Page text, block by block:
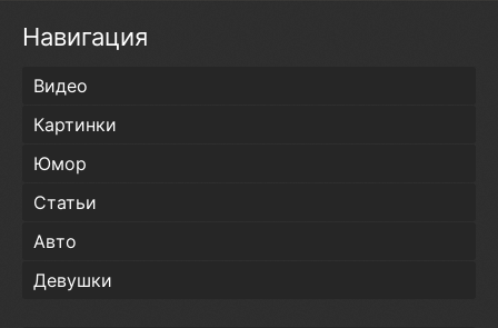
Навигация
Видео
Картинки
Юмор
Статьи
Авто
Девушки